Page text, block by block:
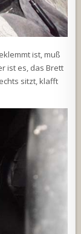
ist, muß
ist es, das Brett
sitzt, klafft